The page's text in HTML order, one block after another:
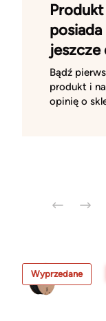
posiada
jeszcze
Bądź
produkt i
opinię o
Wyprzedane